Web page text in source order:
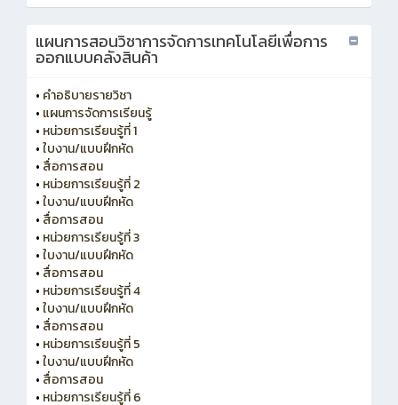
แผนการสอนวิชาการจัดการเทคโนโลยีเพื่อการ
ออกแบบคลังสินค้า
• คำอธิบายรายวิชา
• แผนการจัดการเรียนรู้
• หน่วยการเรียนรู้ที่ 1
•ใบงาน/แบบฝึกหัด
• สื่อการสอน
• หน่วยการเรียนรู้ที่ 2
•ใบงาน/แบบฝึกหัด
• สื่อการสอน
• หน่วยการเรียนรู้ที่ 3
•ใบงาน/แบบฝึกหัด
• สื่อการสอน
• หน่วยการเรียนรู้ที่ 4
•ใบงาน/แบบฝึกหัด
• สื่อการสอน
• หน่วยการเรียนรู้ที่ 5
•ใบงาน/แบบฝึกหัด
• สื่อการสอน
• หน่วยการเรียนรู้ที่ 6